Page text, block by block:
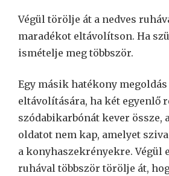
Végül törölje át a nedves
maradékot eltávolítson. Ha
ismételje meg többször.
Egy másik hatékony
eltávolítására, ha két egyenlő
szódabikarbónát kever össze,
oldatot nem kap, amelyet
a konyhaszekrényekre. Végül
ruhával többször törölje át,